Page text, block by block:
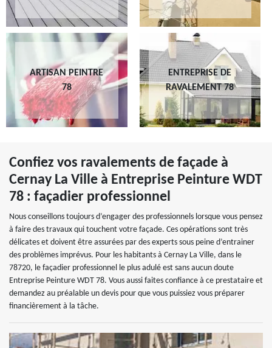
ARTISAN PEINTRE
78
ENTREPRISE DE
RAVALEMENT 78
Confiez vos ravalements de façade à
Cernay La Ville à Entreprise Peinture WDT
78 : façadier professionnel
Nous conseillons toujours d’engager des professionnels lorsque vous pensez
à faire des travaux qui touchent votre façade. Ces opérations sont très
délicates et doivent être assurées par des experts sous peine d’entrainer
des problèmes imprévus. Pour les habitants à Cernay La Ville, dans le
78720, le façadier professionnel le plus adulé est sans aucun doute
Entreprise Peinture WDT 78. Vous aussi faites confiance à ce prestataire et
demandez au préalable un devis pour que vous puissiez vous préparer
financièrement à la tâche.